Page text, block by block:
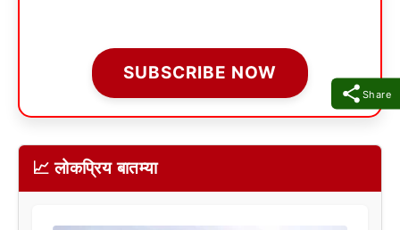
Share
SUBSCRIBE NOW
📈 लोकप्रिय बातम्या